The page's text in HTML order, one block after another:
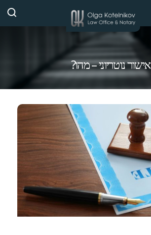
אישור נוטריוני – מהו?